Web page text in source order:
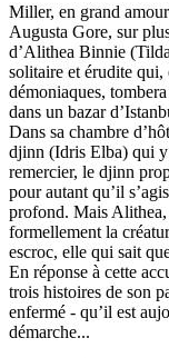
Miller, en grand
Augusta Gore, sur
d’Alithea Binnie
solitaire et érudite qui,
démoniaques,
dans un bazar
Dans sa chambre
djinn (Idris Elba) qui y
remercier, le djinn
pour autant qu’il
profond. Mais Alithea,
formellement la
escroc, elle qui sait
En réponse à cette
trois histoires de son
enfermé - qu’il est
démarche...